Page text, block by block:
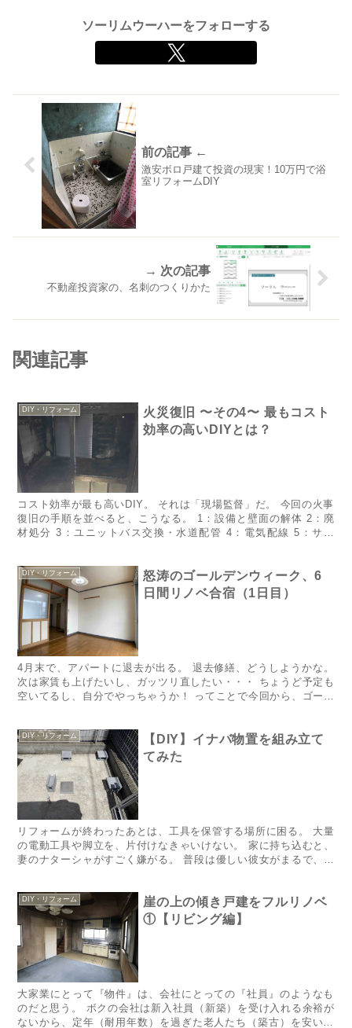
ソーリムウーハーをフォローする
激安ボロ戸建て投資の現実！10万円で浴
室リフォームDIY
不動産投資家の、名刺のつくりかた
関連記事
DIY・リフォーム
火災復旧 〜その4〜 最もコスト
効率の高いDIYとは？
コスト効率が最も高いDIY。 それは「現場監督」だ。 今回の火事
復旧の手順を並べると、こうなる。 1：設備と壁面の解体 2：廃
材処分 3：ユニットバス交換・水道配管 4：電気配線 5：サッ
DIY・リフォーム
怒涛のゴールデンウィーク、6
日間リノベ合宿（1日目）
​​​​​​​​​​​​​​​​​​​​​4月末で、アパートに退去が出る。 退去修繕、どうしようかな。
次は家賃も上げたいし、ガッツリ直したい・・・ ちょうど予定も
空いてるし、自分でやっちゃうか！ ってことで今回から、ゴール
DIY・リフォーム
【DIY】イナバ物置を組み立て
てみた
リフォームが終わったあとは、工具を保管する場所に困る。 大量
の電動工具や脚立を、片付けなきゃいけない。 家に持ち込むと、
妻のナターシャがすごく嫌がる。 普段は優しい彼女がまるで、バ
DIY・リフォーム
崖の上の傾き戸建をフルリノベ
①【リビング編】
大家業にとって『物件』は、会社にとっての『社員』のようなも
のだと思う。 ボクの会社は新入社員（新築）を受け入れる余裕が
ないから、定年（耐用年数）を過ぎた老人たち（築古）を安い給